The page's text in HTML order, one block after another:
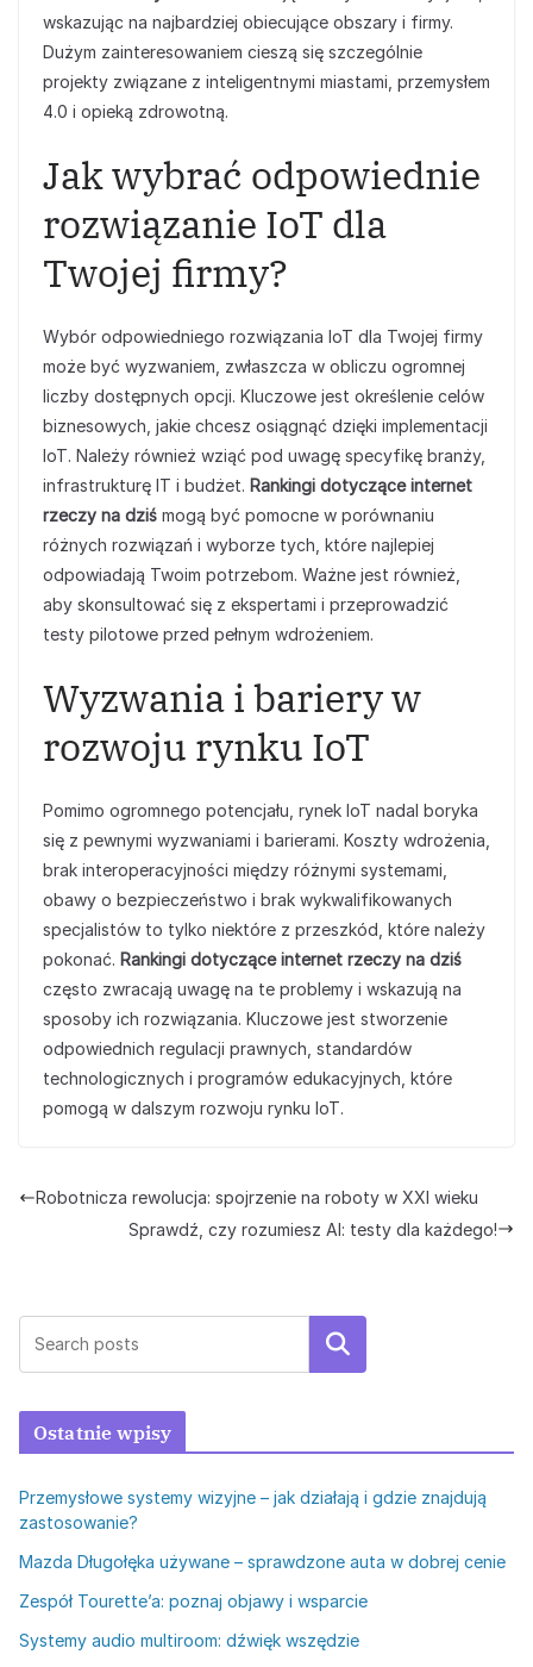
wskazując na najbardziej obiecujące obszary i firmy.
Dużym zainteresowaniem cieszą się szczególnie
projekty związane z inteligentnymi miastami, przemysłem
4.0 i opieką zdrowotną.
Jak wybrać odpowiednie
rozwiązanie IoT dla
Twojej firmy?
Wybór odpowiedniego rozwiązania IoT dla Twojej firmy
może być wyzwaniem, zwłaszcza w obliczu ogromnej
liczby dostępnych opcji. Kluczowe jest określenie celów
biznesowych, jakie chcesz osiągnąć dzięki implementacji
IoT. Należy również wziąć pod uwagę specyfikę branży,
infrastrukturę IT i budżet. Rankingi dotyczące internet
rzeczy na dziś mogą być pomocne w porównaniu
różnych rozwiązań i wyborze tych, które najlepiej
odpowiadają Twoim potrzebom. Ważne jest również,
aby skonsultować się z ekspertami i przeprowadzić
testy pilotowe przed pełnym wdrożeniem.
Wyzwania i bariery w
rozwoju rynku IoT
Pomimo ogromnego potencjału, rynek IoT nadal boryka
się z pewnymi wyzwaniami i barierami. Koszty wdrożenia,
brak interoperacyjności między różnymi systemami,
obawy o bezpieczeństwo i brak wykwalifikowanych
specjalistów to tylko niektóre z przeszkód, które należy
pokonać. Rankingi dotyczące internet rzeczy na dziś
często zwracają uwagę na te problemy i wskazują na
sposoby ich rozwiązania. Kluczowe jest stworzenie
odpowiednich regulacji prawnych, standardów
technologicznych i programów edukacyjnych, które
pomogą w dalszym rozwoju rynku IoT.
Robotnicza rewolucja: spojrzenie na roboty w XXI wieku
Sprawdź, czy rozumiesz AI: testy dla każdego!
Szukaj
Ostatnie wpisy
Przemysłowe systemy wizyjne – jak działają i gdzie znajdują
zastosowanie?
Mazda Długołęka używane – sprawdzone auta w dobrej cenie
Zespół Tourette’a: poznaj objawy i wsparcie
Systemy audio multiroom: dźwięk wszędzie